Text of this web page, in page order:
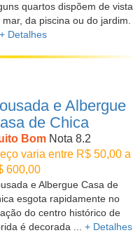
quartos dispõem de vista
mar, da piscina ou do jardim.
+ Detalhes
e Albergue
de Chica
Bom Nota 8.2
varia entre R$ 50,00 a
600,00
e Albergue Casa de
esgota rapidamente no
do centro histórico de
é decorada ... + Detalhes